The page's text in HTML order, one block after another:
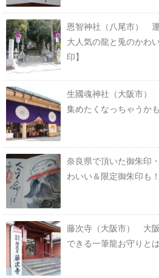
恩智神社（八尾市） 運
大人気の龍と兎のかわ
印】
生國魂神社（大阪市）
集めたくなっちゃうか
奈良県で頂いた御朱印
わいい＆限定御朱印も
藤次寺（大阪市） 大
できる一筆龍お守りと